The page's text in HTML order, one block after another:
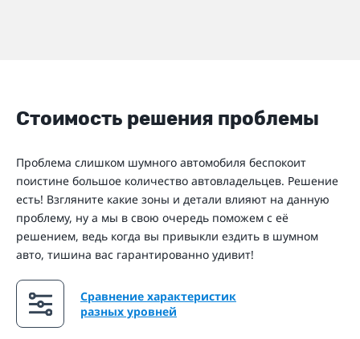
Стоимость решения проблемы
Проблема слишком шумного автомобиля беспокоит
поистине большое количество автовладельцев. Решение
есть! Взгляните какие зоны и детали влияют на данную
проблему, ну а мы в свою очередь поможем с её
решением, ведь когда вы привыкли ездить в шумном
авто, тишина вас гарантированно удивит!
Сравнение характеристик
разных уровней